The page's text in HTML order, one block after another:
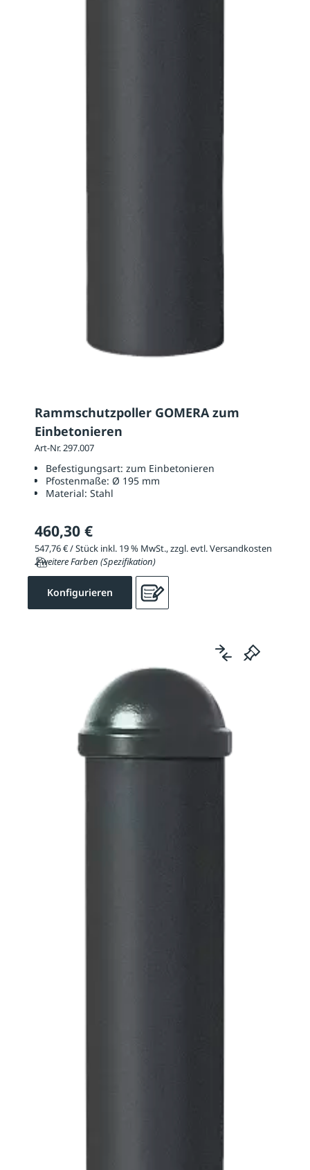
Rammschutzpoller GOMERA zum
Einbetonieren
Art-Nr. 297.007
Befestigungsart: zum Einbetonieren
Pfostenmaße: Ø 195 mm
Material: Stahl
460,30 €
547,76 € / Stück inkl. 19 % MwSt., zzgl. evtl. Versandkosten
2 weitere Farben (Spezifikation)
Konfigurieren